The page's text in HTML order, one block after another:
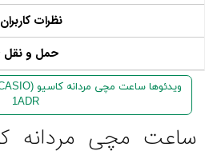
نظرات کاربران
حمل و نقل
1ADR